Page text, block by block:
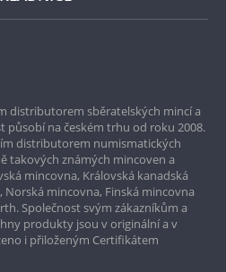
distributorem sběratelských mincí a
působí na českém trhu od roku 2008.
distributorem numismatických
takových známých mincoven a
mincovna, Královská kanadská
Norská mincovna, Finská mincovna
Společnost svým zákazníkům a
produkty jsou v originální a v
i přiloženým Certifikátem